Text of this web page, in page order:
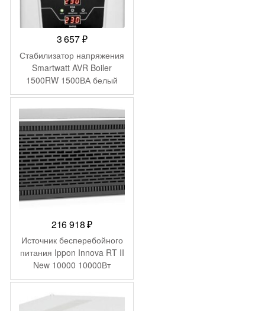
3 657₽
Стабилизатор напряжения
Smartwatt AVR Boiler
1500RW 1500ВА белый
216 918₽
Источник бесперебойного
питания Ippon Innova RT II
New 10000 10000Вт
10000ВА черный